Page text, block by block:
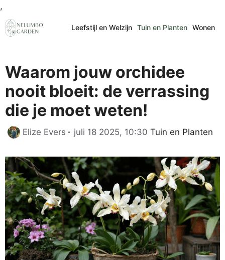
,
naar
de
Leefstijl en Welzijn Tuin en Planten Wonen
Waarom jouw orchidee
nooit bloeit: de verrassing
die je moet weten!
Elize Evers juli 18 2025, 10:30 Categorieën
Tuin en Planten